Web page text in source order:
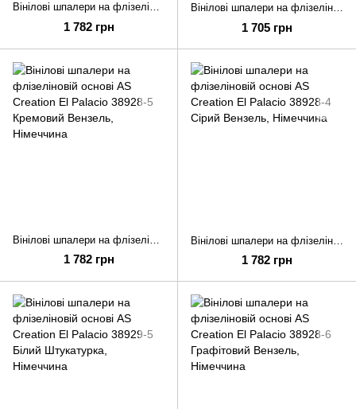
Вінілові шпалери на флізеліновій основі AS Creation El Palacio 38928-1 Фіолетовий Вензель
1 782 грн
Вінілові шпалери на флізеліновій основі AS Creation El Palacio 38929-3 Сірий Штукатурка
1 705 грн
1 782 грн 1 782 грн